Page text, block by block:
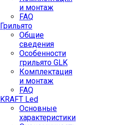
и монтаж
FAQ
Грильято
Общие
сведения
Особенности
грильято GLK
Комплектация
и монтаж
FAQ
KRAFT Led
Основные
характеристики